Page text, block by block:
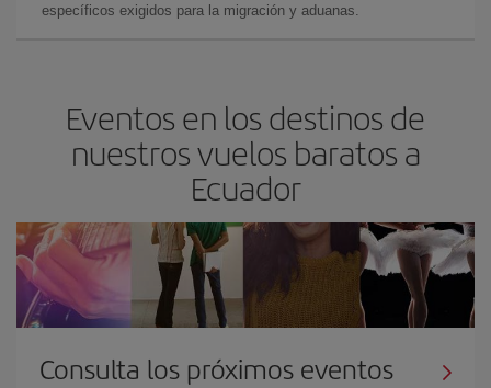
específicos exigidos para la migración y aduanas.
Eventos en los destinos de
nuestros vuelos baratos a
Ecuador
Consulta los próximos eventos